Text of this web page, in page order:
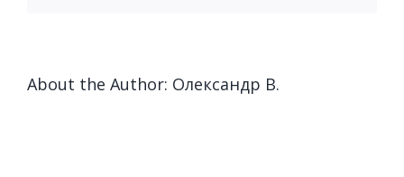
About the Author: Олександр В.